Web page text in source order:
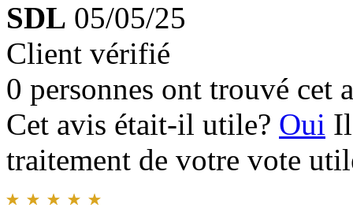
SDL 05/05/25
Client vérifié
0 personnes ont trouvé cet
Cet avis était-il utile? Oui
traitement de votre vote